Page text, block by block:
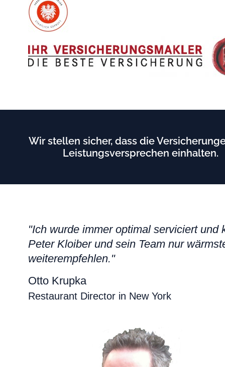
Wir stellen sicher, dass die
Leistungsversprechen einhalten.
"Ich wurde immer optimal serviciert und
Peter Kloiber und sein Team nur
weiterempfehlen."
Otto Krupka
Restaurant Director in New York